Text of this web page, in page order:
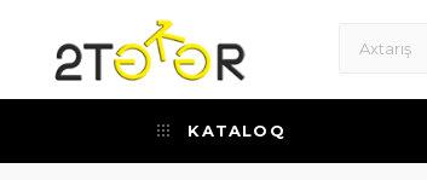
KATALOQ